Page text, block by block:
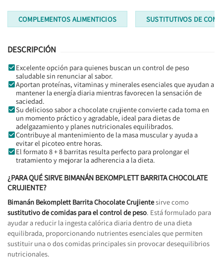
COMPLEMENTOS ALIMENTICIOS SUSTITUTIVOS DE
DESCRIPCIÓN
Excelente opción para quienes buscan un control de peso
saludable sin renunciar al sabor.
Aportan proteínas, vitaminas y minerales esenciales que ayudan a
mantener la energía diaria mientras favorecen la sensación de
saciedad.
Su delicioso sabor a chocolate crujiente convierte cada toma en
un momento práctico y agradable, ideal para dietas de
adelgazamiento y planes nutricionales equilibrados.
Contribuye al mantenimiento de la masa muscular y ayuda a
evitar el picoteo entre horas.
El formato 8 + 8 barritas resulta perfecto para prolongar el
tratamiento y mejorar la adherencia a la dieta.
¿PARA QUÉ SIRVE BIMANÁN BEKOMPLETT BARRITA CHOCOLATE
CRUJIENTE?
Bimanán Bekomplett Barrita Chocolate Crujientesirve como
sustitutivo de comidas para el control de peso. Está formulado para
ayudar a reducir la ingesta calórica diaria dentro de una dieta
equilibrada, proporcionando nutrientes esenciales que permiten
sustituir una o dos comidas principales sin provocar desequilibrios
nutricionales.